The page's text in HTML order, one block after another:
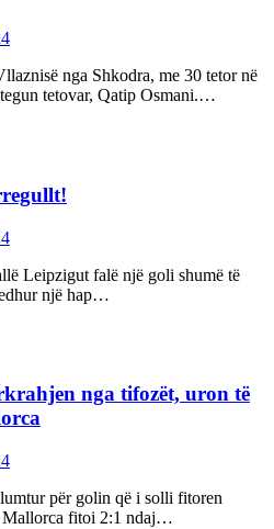
nga Shkodra, me 30 tetor në
tetovar, Qatip Osmani.…
Leipzigut falë një goli shumë të
një hap…
nga tifozët, uron të
për golin që i solli fitoren
Mallorca fitoi 2:1 ndaj…